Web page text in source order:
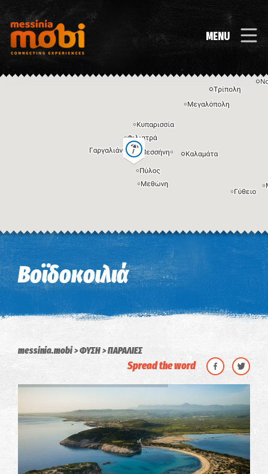
MENU
Η εικόνα ενδέχεται να υπόκειται σε πνευματικά δικαιώματα Όροι
Βοϊδοκοιλιά
messinia.mobi ΦΥΣΗ ΠΑΡΑΛΙΕΣ
Spread the word